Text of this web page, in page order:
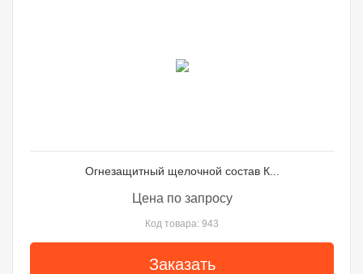
Огнезащитный щелочной состав К...
Цена по запросу
Код товара: 943
Заказать